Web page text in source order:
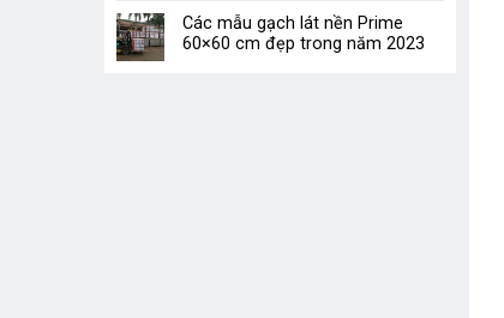
Các mẫu gạch lát nền Prime
60×60 cm đẹp trong năm 2023